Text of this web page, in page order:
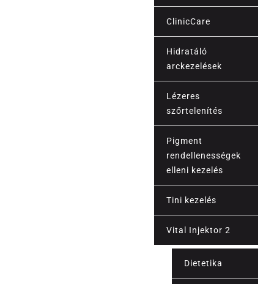
ClinicCare
Hidratáló
arckezelések
Lézeres
szőrtelenítés
Pigment
rendellenességek
elleni kezelés
Tini kezelés
Vital Injektor 2
Dietetika